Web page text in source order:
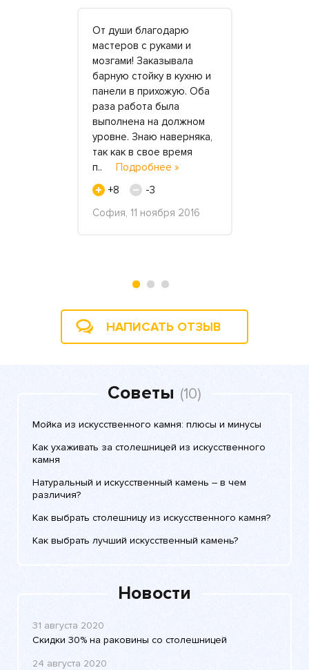
От души благодарю
мастеров с руками и
мозгами! Заказывала
барную стойку в кухню и
панели в прихожую. Оба
раза работа была
выполнена на должном
уровне. Знаю наверняка,
так как в свое время
п.. Подробнее »
+8
-3
София, 11 ноября 2016
НАПИСАТЬ ОТЗЫВ
Советы (10)
Мойка из искусственного камня: плюсы и минусы
Как ухаживать за столешницей из искусственного
камня
Натуральный и искусственный камень – в чем
различия?
Как выбрать столешницу из искусственного камня?
Как выбрать лучший искусственный камень?
Новости
31 августа 2020
Скидки 30% на раковины со столешницей
24 августа 2020